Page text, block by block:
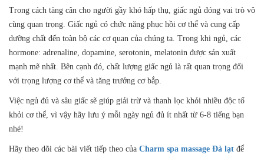
Trong cách tăng cân cho người gầy khó hấp thụ, giấc ngủ đóng vai trò vô
cùng quan trọng. Giấc ngủ có chức năng phục hồi cơ thể và cung cấp
dưỡng chất đến toàn bộ các cơ quan của chúng ta. Trong khi ngủ, các
hormone: adrenaline, dopamine, serotonin, melatonin được sản xuất
mạnh mẽ nhất. Bên cạnh đó, chất lượng giấc ngủ là rất quan trọng đối
với trọng lượng cơ thể và tăng trưởng cơ bắp.
Việc ngủ đủ và sâu giấc sẽ giúp giải trừ và thanh lọc khỏi nhiều độc tố
khỏi cơ thể, vì vậy hãy lưu ý mỗi ngày ngủ đủ ít nhất từ 6-8 tiếng bạn
nhé!
Hãy theo dõi các bài viết tiếp theo của Charm spa massage Đà lạt để